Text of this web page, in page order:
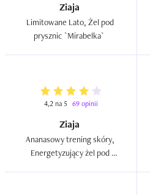
Ziaja
Limitowane Lato, Żel pod
4,2 na 5 69 opinii
Ziaja
Ananasowy trening skóry,
Energetyzujący żel pod